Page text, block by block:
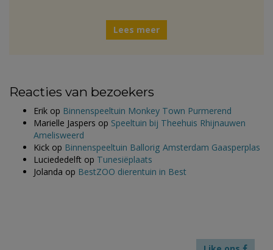
Lees meer
Reacties van bezoekers
Erik op Binnenspeeltuin Monkey Town Purmerend
Marielle Jaspers op Speeltuin bij Theehuis Rhijnauwen
Amelisweerd
Kick op Binnenspeeltuin Ballorig Amsterdam Gaasperplas
Luciededelft op Tunesiëplaats
Jolanda op BestZOO dierentuin in Best